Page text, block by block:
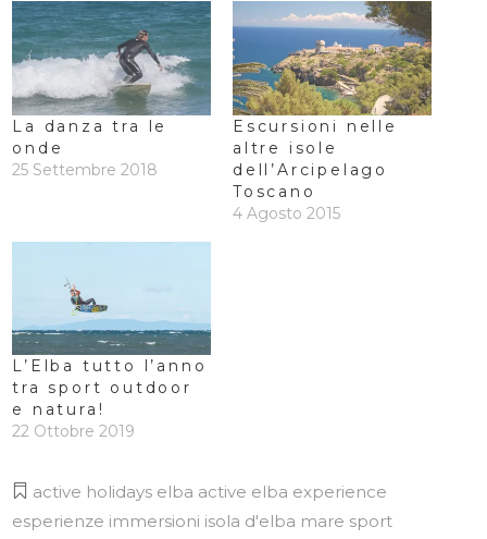
La danza tra le
onde
25 Settembre 2018
Escursioni nelle
altre isole
dell’Arcipelago
Toscano
4 Agosto 2015
L’Elba tutto l’anno
tra sport outdoor
e natura!
22 Ottobre 2019
active holidays elba active elba experience
esperienze immersioni isola d'elba mare sport